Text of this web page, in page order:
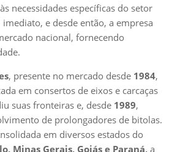
necessidades específicas do setor
e desde então, a empresa
nacional, fornecendo
, presente no mercado desde 1984,
em consertos de eixos e carcaças
suas fronteiras e, desde 1989,
de prolongadores de bitolas.
em diversos estados do
Minas Gerais, Goiás e Paraná, a